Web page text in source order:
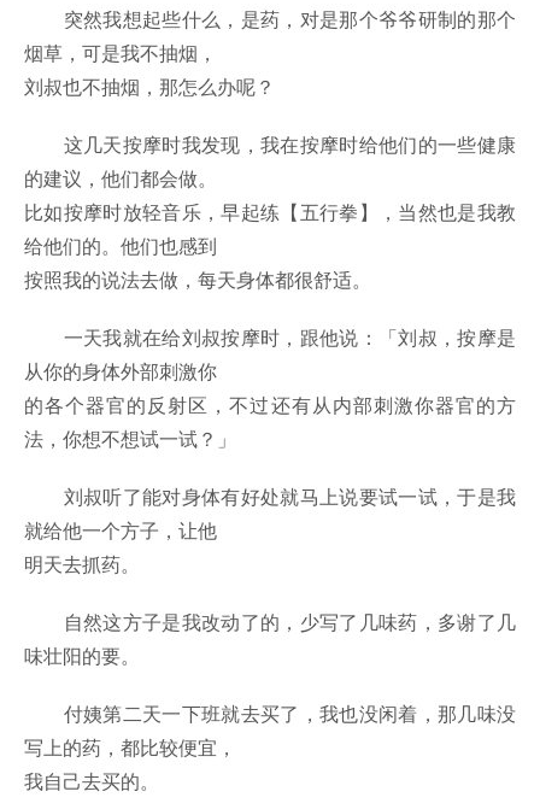
突然我想起些什么，是药，对是那个爷爷研制的那个
烟草，可是我不抽烟，
刘叔也不抽烟，那怎么办呢？
这几天按摩时我发现，我在按摩时给他们的一些健康
的建议，他们都会做。
比如按摩时放轻音乐，早起练【五行拳】，当然也是我教
给他们的。他们也感到
按照我的说法去做，每天身体都很舒适。
一天我就在给刘叔按摩时，跟他说：「刘叔，按摩是
从你的身体外部刺激你
的各个器官的反射区，不过还有从内部刺激你器官的方
法，你想不想试一试？」
刘叔听了能对身体有好处就马上说要试一试，于是我
就给他一个方子，让他
明天去抓药。
自然这方子是我改动了的，少写了几味药，多谢了几
味壮阳的要。
付姨第二天一下班就去买了，我也没闲着，那几味没
写上的药，都比较便宜，
我自己去买的。